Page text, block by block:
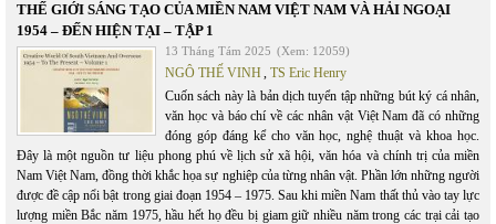
THẾ GIỚI SÁNG TẠO CỦA MIỀN NAM VIỆT NAM VÀ HẢI NGOẠI
1954 – ĐẾN HIỆN TẠI – TẬP 1
13 Tháng Tám 2025 (Xem: 12059)
NGÔ THẾ VINH, TS Eric Henry
Cuốn sách này là bản dịch tuyển tập những bút ký cá nhân,
văn học và báo chí về các nhân vật Việt Nam đã có những
đóng góp đáng kể cho văn học, nghệ thuật và khoa học.
Đây là một nguồn tư liệu phong phú về lịch sử xã hội, văn hóa và chính trị của miền
Nam Việt Nam, đồng thời khắc họa sự nghiệp của từng nhân vật. Phần lớn những người
được đề cập nổi bật trong giai đoạn 1954 – 1975. Sau khi miền Nam thất thủ vào tay lực
lượng miền Bắc năm 1975, hầu hết họ đều bị giam giữ nhiều năm trong các trại cải tạo